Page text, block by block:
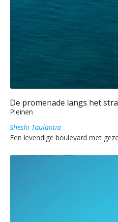
De promenade langs het
Pleinen
Sheshi Taulantia
Een levendige boulevard met